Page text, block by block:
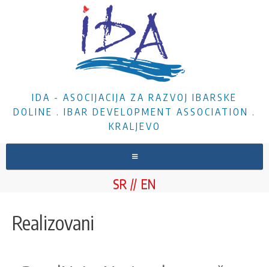
IDA - ASOCIJACIJA ZA RAZVOJ IBARSKE
DOLINE . IBAR DEVELOPMENT ASSOCIATION .
KRALJEVO
VESTI
DOKUMENTA
SR EN
Realizovani